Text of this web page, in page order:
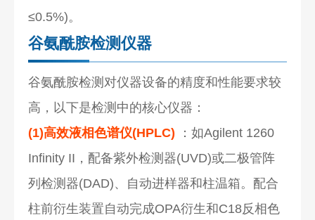
≤0.5%)。
谷氨酰胺检测仪器
谷氨酰胺检测对仪器设备的精度和性能要求较
高，以下是检测中的核心仪器：
(1)高效液相色谱仪(HPLC) ：如Agilent 1260
Infinity II，配备紫外检测器(UVD)或二极管阵
列检测器(DAD)、自动进样器和柱温箱。配合
柱前衍生装置自动完成OPA衍生和C18反相色